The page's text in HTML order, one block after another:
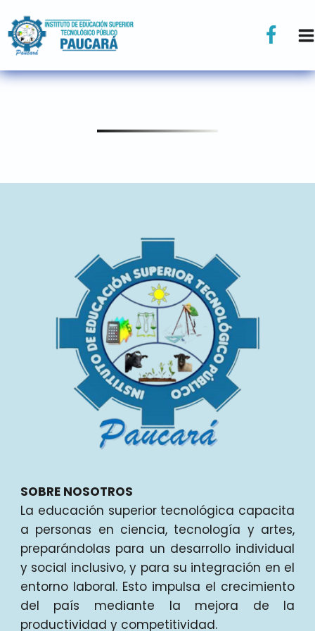
SOBRE NOSOTROS
La educación superior tecnológica capacita
a personas en ciencia, tecnología y artes,
preparándolas para un desarrollo individual
y social inclusivo, y para su integración en el
entorno laboral. Esto impulsa el crecimiento
del país mediante la mejora de la
productividad y competitividad.